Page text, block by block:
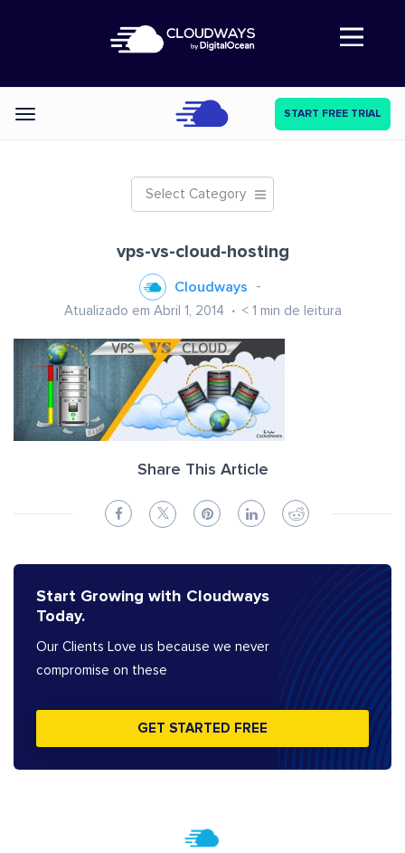
Abre a navegação
Categories START FREE TRIAL
Select Category
vps-vs-cloud-hosting
Cloudways
Atualizado em Abril 1, 2014 < 1 min de leitura
Share This Article
Start Growing with Cloudways
Today.
Our Clients Love us because we never
compromise on these
GET STARTED FREE